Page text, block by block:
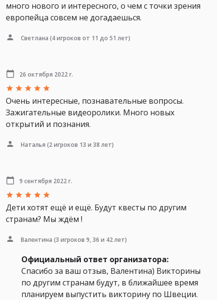
много нового и интересного, о чем с точки зрения
европейца совсем не догадаешься.
Светлана (4 игроков от 11 до 51 лет)
26 октября 2022 г.
Очень интересные, познавательные вопросы.
Зажигательные видеоролики. Много новых
открытий и познания.
Наталья (2 игроков 13 и 38 лет)
9 сентября 2022 г.
Дети хотят ещё и ещё. Будут квесты по другим
странам? Мы ждём !
Валентина (3 игроков 9, 36 и 42 лет)
Официальный ответ организатора:
Спасибо за ваш отзыв, Валентина) Викторины
по другим странам будут, в ближайшее время
планируем выпустить викторину по Швеции.